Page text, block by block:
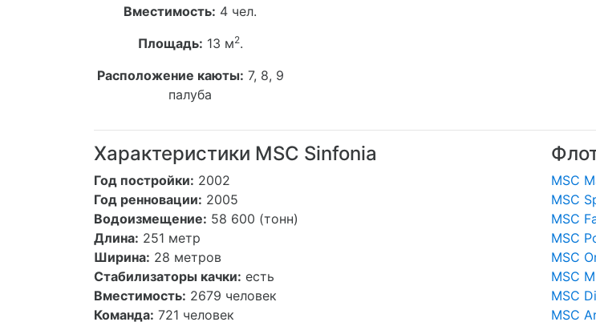
Вместимость: 4 чел.
Площадь: 13 м2.
Расположение каюты: 7, 8, 9
палуба
Характеристики MSC Sinfonia
Год постройки: 2002
Год ренновации: 2005
Водоизмещение: 58 600 (тонн)
Длина: 251 метр
Ширина: 28 метров
Стабилизаторы качки: есть
Вместимость: 2679 человек
Команда: 721 человек
MSC
MSC
MSC
MSC
MSC
MSC
MSC
MSC